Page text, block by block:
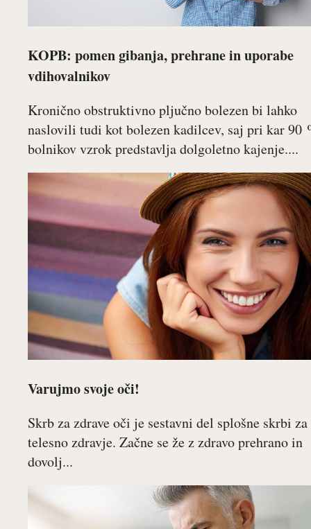
KOPB: pomen gibanja, prehrane in uporabe
vdihovalnikov
Kronično obstruktivno pljučno bolezen bi lahko
naslovili tudi kot bolezen kadilcev, saj pri kar 90
bolnikov vzrok predstavlja dolgoletno kajenje....
Varujmo svoje oči!
Skrb za zdrave oči je sestavni del splošne skrbi za
telesno zdravje. Začne se že z zdravo prehrano in
dovolj...